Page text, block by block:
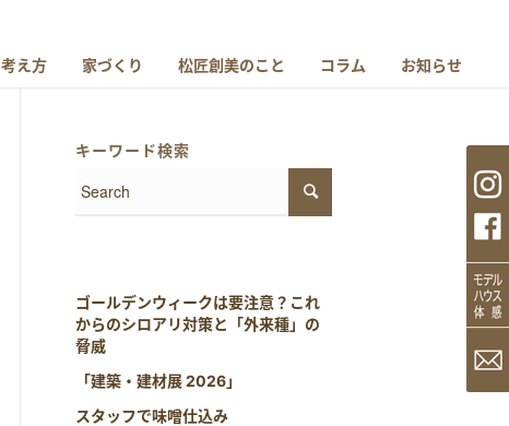
考え方 家づくり 松匠創美のこと コラム お知らせ
キーワード検索
ゴールデンウィークは要注意？これ
からのシロアリ対策と「外来種」の
脅威
「建築・建材展 2026」
スタッフで味噌仕込み